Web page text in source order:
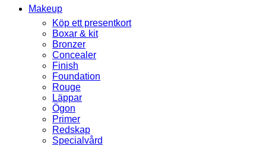
Makeup
Köp ett presentkort
Boxar & kit
Bronzer
Concealer
Finish
Foundation
Rouge
Läppar
Ögon
Primer
Redskap
Specialvård